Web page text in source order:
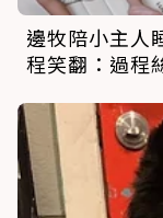
邊牧陪小主人
程笑翻：過程